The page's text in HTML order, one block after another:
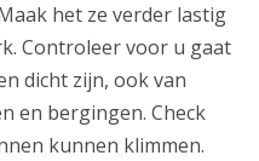
het ze verder lastig
Controleer voor u gaat
dicht zijn, ook van
en bergingen. Check
kunnen klimmen.